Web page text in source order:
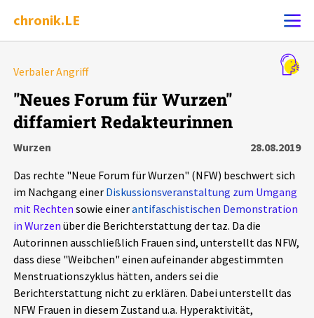
chronik.LE
Chronik
Leipziger Zustände
Schlaglichter
Phänomene
Verbaler Angriff
"Neues Forum für Wurzen"
diffamiert Redakteurinnen
Wurzen
28.08.2019
Das rechte "Neue Forum für Wurzen" (NFW) beschwert sich
im Nachgang einer Diskussionsveranstaltung zum Umgang
mit Rechten sowie einerantifaschistischen Demonstration
in Wurzen über die Berichterstattung der taz. Da die
Autorinnen ausschließlich Frauen sind, unterstellt das NFW,
dass diese "Weibchen" einen aufeinander abgestimmten
Menstruationszyklus hätten, anders sei die
Berichterstattung nicht zu erklären. Dabei unterstellt das
NFW Frauen in diesem Zustand u.a. Hyperaktivität,
Alle Ereignisse
7502
Ereignisse Statistik